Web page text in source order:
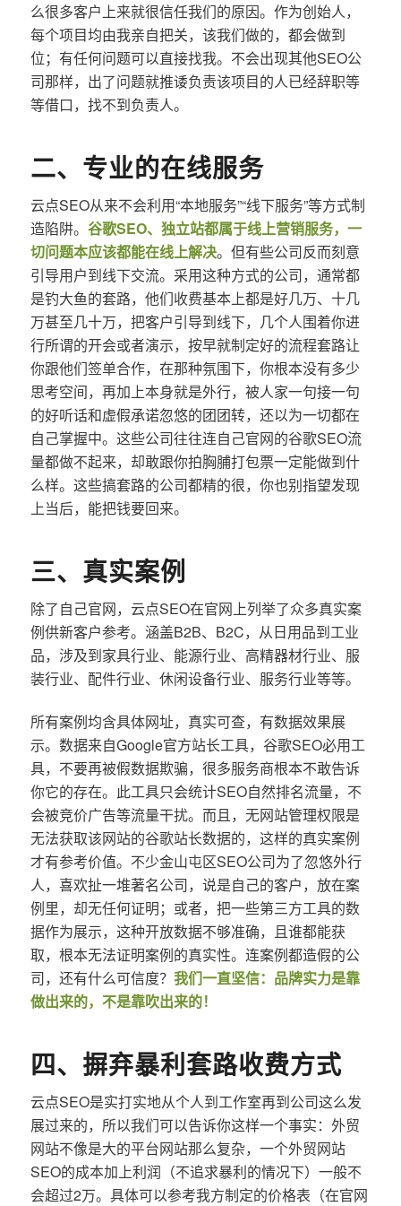
么很多客户上来就很信任我们的原因。作为创始人，
每个项目均由我亲自把关，该我们做的，都会做到
位；有任何问题可以直接找我。不会出现其他SEO公
司那样，出了问题就推诿负责该项目的人已经辞职等
等借口，找不到负责人。
二、专业的在线服务
云点SEO从来不会利用“本地服务”“线下服务”等方式制
造陷阱。 谷歌SEO、独立站都属于线上营销服务，一
切问题本应该都能在线上解决。但有些公司反而刻意
引导用户到线下交流。采用这种方式的公司，通常都
是钓大鱼的套路，他们收费基本上都是好几万、十几
万甚至几十万，把客户引导到线下，几个人围着你进
行所谓的开会或者演示，按早就制定好的流程套路让
你跟他们签单合作，在那种氛围下，你根本没有多少
思考空间，再加上本身就是外行，被人家一句接一句
的好听话和虚假承诺忽悠的团团转，还以为一切都在
自己掌握中。这些公司往往连自己官网的谷歌SEO流
量都做不起来，却敢跟你拍胸脯打包票一定能做到什
么样。这些搞套路的公司都精的很，你也别指望发现
上当后，能把钱要回来。
三、真实案例
除了自己官网，云点SEO在官网上列举了众多真实案
例供新客户参考。涵盖B2B、B2C，从日用品到工业
品，涉及到家具行业、能源行业、高精器材行业、服
装行业、配件行业、休闲设备行业、服务行业等等。
所有案例均含具体网址，真实可查，有数据效果展
示。数据来自Google官方站长工具，谷歌SEO必用工
具，不要再被假数据欺骗，很多服务商根本不敢告诉
你它的存在。此工具只会统计SEO自然排名流量，不
会被竞价广告等流量干扰。而且，无网站管理权限是
无法获取该网站的谷歌站长数据的，这样的真实案例
才有参考价值。不少金山屯区SEO公司为了忽悠外行
人，喜欢扯一堆著名公司，说是自己的客户，放在案
例里，却无任何证明；或者，把一些第三方工具的数
据作为展示，这种开放数据不够准确，且谁都能获
取，根本无法证明案例的真实性。连案例都造假的公
司，还有什么可信度？ 我们一直坚信：品牌实力是靠
做出来的，不是靠吹出来的！
四、摒弃暴利套路收费方式
云点SEO是实打实地从个人到工作室再到公司这么发
展过来的，所以我们可以告诉你这样一个事实：外贸
网站不像是大的平台网站那么复杂，一个外贸网站
SEO的成本加上利润（不追求暴利的情况下）一般不
会超过2万。具体可以参考我方制定的价格表（在官网